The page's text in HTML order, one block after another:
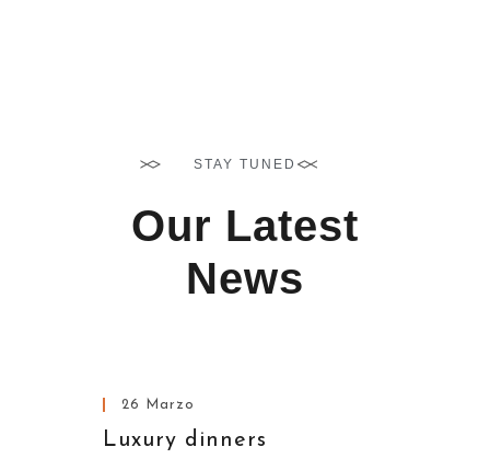
STAY TUNED
Our Latest
News
26 Marzo
Luxury dinners